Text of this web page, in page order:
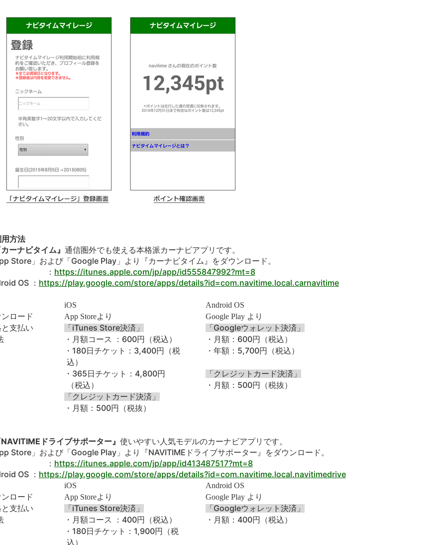
方法
ーナビタイム』 通信圏外でも使える本格派カーナビアプリです。
Store」および「Google Play」より『カーナビタイム』をダウンロード。
： https://itunes.apple.com/jp/app/id555847992?mt=8
OS ： https://play.google.com/store/apps/details?id=com.navitime.local.carnavitime
iOS
Android OS
ロード
App Storeより Google Play より
支払い
「 iTunes Store決済」
・月額コース ： 600円（税込）
・ 180日チケット： 3,400円（税
込）
・ 365 日チケット： 4,800円
（税込）
「クレジットカード決済」
・月額： 500円（税抜）
「 Googleウォレット決済」
・月額： 600円（税込）
・年額： 5,700円（税込）
「クレジットカード決済」
・月額： 500円（税抜）
ドライブサポーター』 使いやすい人気モデルのカーナビアプリです。
Store」および「Google Play」より『NAVITIMEドライブサポーター』をダウンロード。
： https://itunes.apple.com/jp/app/id413487517?mt=8
OS ： https://play.google.com/store/apps/details?id=com.navitime.local.navitimedrive
iOS
Android OS
ロード
App Storeより Google Play より
支払い
「 iTunes Store決済」
・月額コース ： 400円（税込）
・ 180日チケット： 1,900円（税
込）
「 Googleウォレット決済」
・月額： 400円（税込）